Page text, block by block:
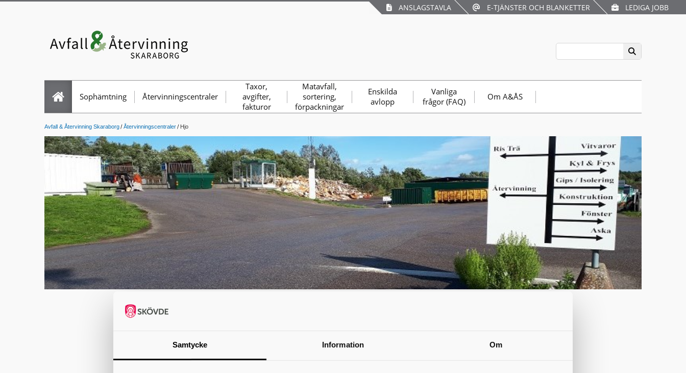
Samtycke Information Om
ANSLAGSTAVLA E-TJÄNSTER OCH BLANKETTER LEDIGA JOBB
Sophämtning Återvinningscentraler
Taxor,
avgifter,
fakturor
Matavfall,
sortering,
förpackningar
Enskilda
avlopp
Vanliga
frågor (FAQ)
Om A&ÅS
Avfall & Återvinning Skaraborg Återvinningscentraler Hjo
Central med grönt kort